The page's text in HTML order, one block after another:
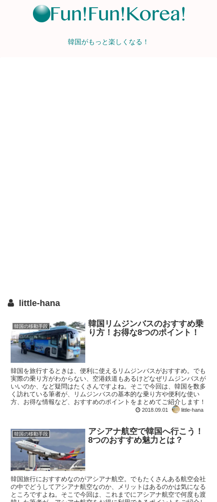
韓国がもっと楽しくなる！
little-hana
韓国の移動手段
韓国リムジンバスのおすすめ乗
り方！お得な8つのポイント！
韓国を旅行するときは、便利に使えるリムジンバスがおすすめ。でも
実際の乗り方がわからない、空港鉄道もあるけどなぜリムジンバスが
いいのか、など疑問はたくさんですよね。そこで今回は、韓国を数多
く訪れている筆者が、リムジンバスの基本的な乗り方や便利な使い
方、お得な情報など、おすすめのポイントをまとめてご紹介します！
2018.09.01 little-hana
韓国の移動手段
アシアナ航空で韓国へ行こう！
8つのおすすめ魅力とは？
韓国旅行におすすめなのがアシアナ航空。でもたくさんある航空会社
の中でどうしてアシアナ航空なのか、メリットはあるのかは気になる
ところですよね。そこで今回は、これまでにアシアナ航空で何度も渡